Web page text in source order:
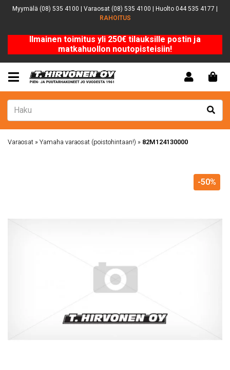
Myymälä (08) 535 4100 | Varaosat (08) 535 4100 | Huolto 044 535 4177 |
RAHOITUS
Ilmainen toimitus yli 250€ tilauksille postin ja
matkahuollon noutopisteisiin!
Varaosat »Yamaha varaosat (poistohintaan!) » 82M124130000
-50%